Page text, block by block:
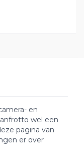
en
wel een
pagina van
er over